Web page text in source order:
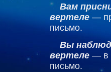
Вам
вертеле —
письмо.
Вы
вертеле — в
письмо.